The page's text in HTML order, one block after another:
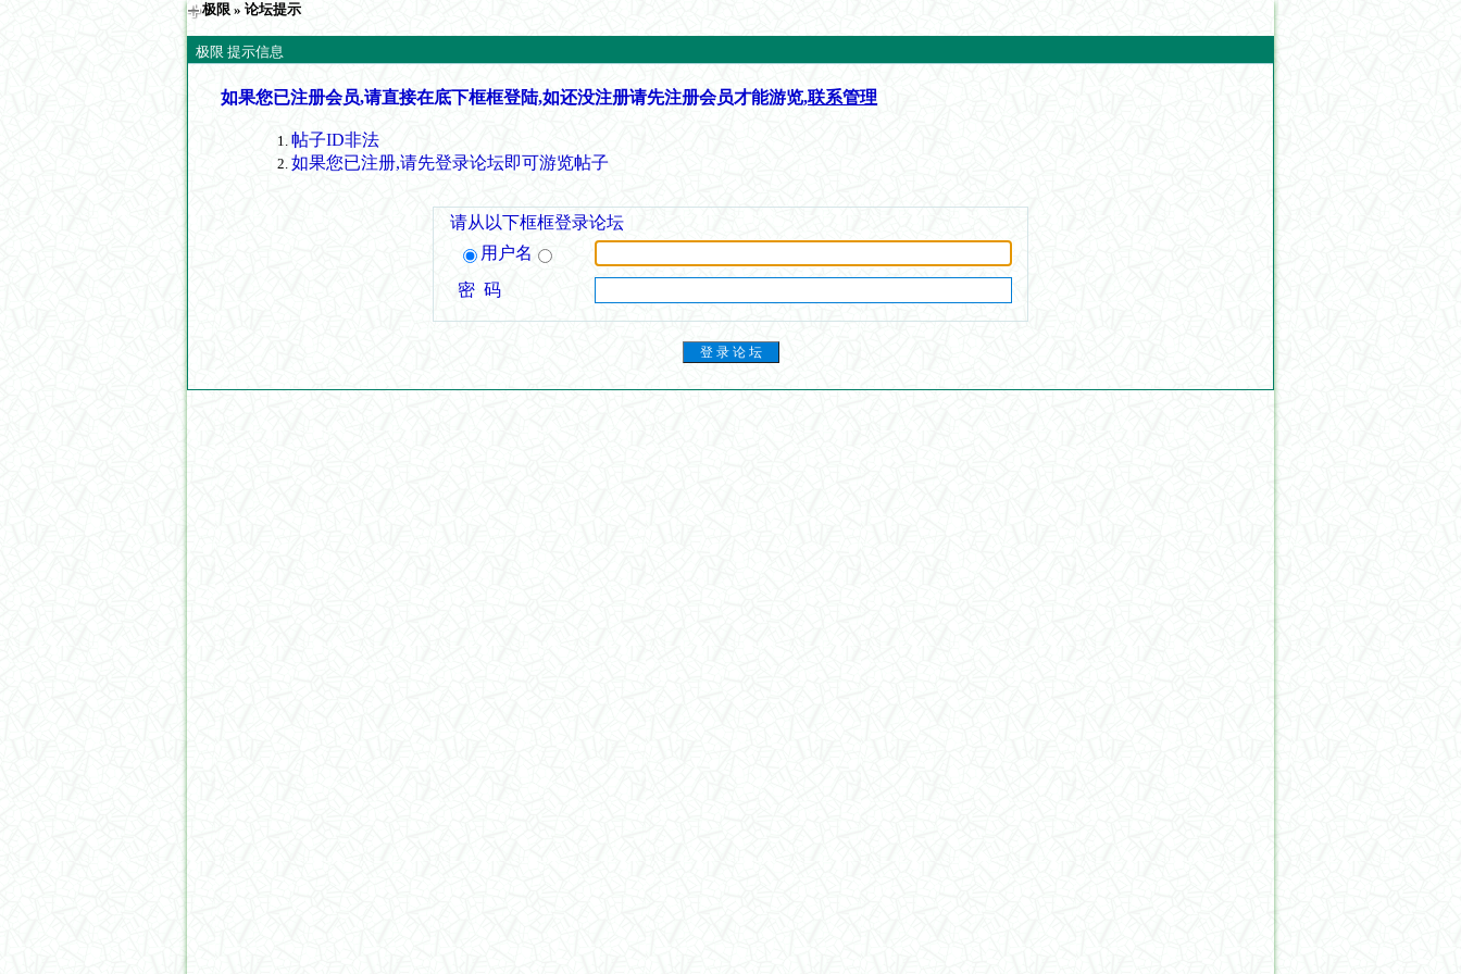
极限 » 论坛提示
极限 提示信息
如果您已注册会员,请直接在底下框框登陆,如还没注册请先注册会员才能游览,联系管理
帖子ID非法
如果您已注册,请先登录论坛即可游览帖子
请从以下框框登录论坛
用户名
密 码